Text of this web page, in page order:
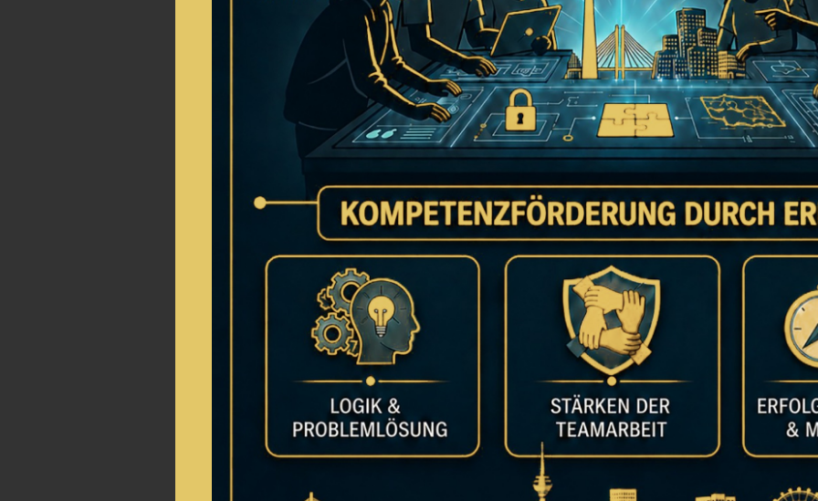
IM TEAM SPIELERISCH
NEUES ERLEBEN UND
FEIERN: SO GEHT LIVE
WARUM EIN LIVE ESCAPE ROOM PERFEKT
Wandertage mit Museen und Sehenswürdigkeiten gibt es genug. Taucht in neue Welten
Missionen und werdet Teil einer Geschichte.
Um die Mission zu meisten, müssen alle Fähigkeiten eingesetzt werden: Kreativität, Logik,
Spaß!